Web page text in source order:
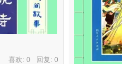
喜欢: 0 回复: 0